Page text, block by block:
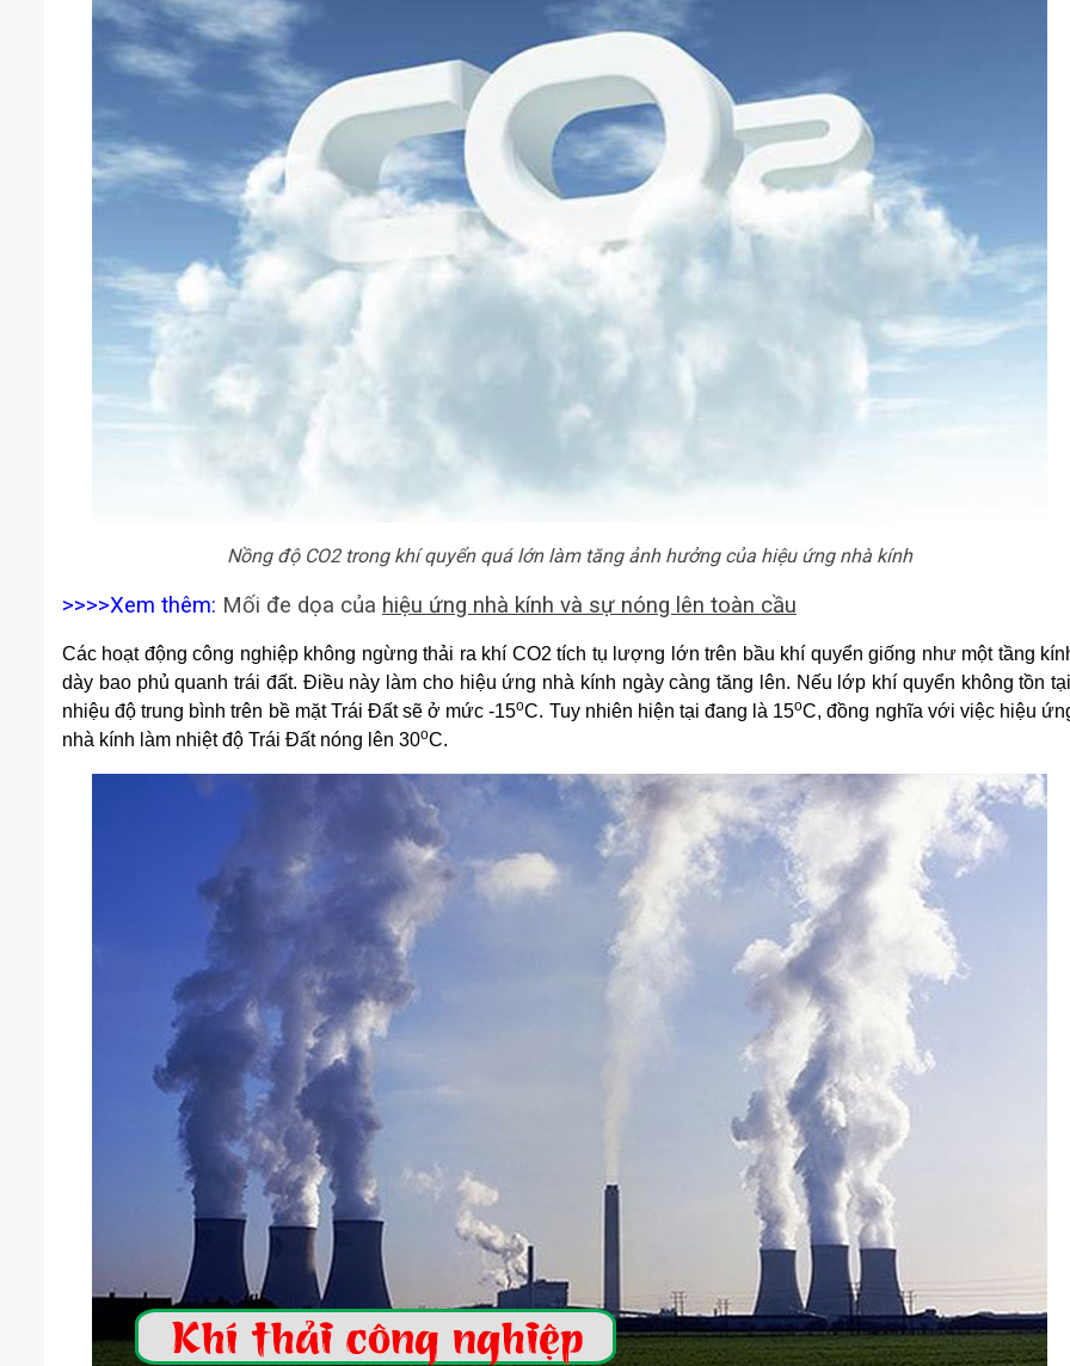
Nồng độ CO2 trong khí quyển quá lớn làm tăng ảnh hưởng của hiệu ứng nhà kính
>>>>Xem thêm: Mối đe dọa của hiệu ứng nhà kính và sự nóng lên toàn cầu
Các hoạt động công nghiệp không ngừng thải ra khí CO2 tích tụ lượng lớn trên bầu khí quyển giống như một tầng
dày bao phủ quanh trái đất. Điều này làm cho hiệu ứng nhà kính ngày càng tăng lên. Nếu lớp khí quyển không tồn
nhiệu độ trung bình trên bề mặt Trái Đất sẽ ở mức -15oC. Tuy nhiên hiện tại đang là 15oC, đồng nghĩa với việc hiệu
nhà kính làm nhiệt độ Trái Đất nóng lên 30oC.